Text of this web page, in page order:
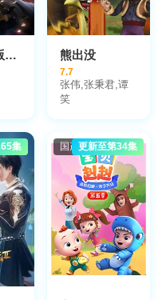
仙逆剧场版神临之战 熊出没
7.7
张伟,张秉君,谭
笑
集 国产动漫更新至第34集